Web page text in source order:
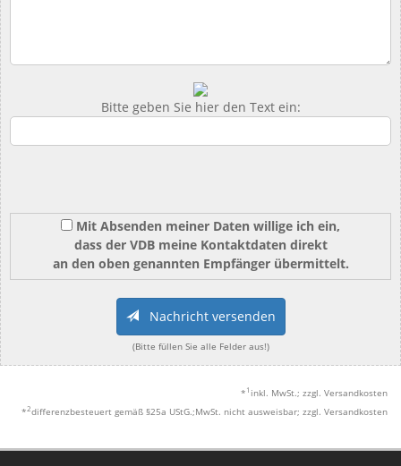
Bitte geben Sie hier den Text ein:
Mit Absenden meiner Daten willige ich ein,
dass der VDB meine Kontaktdaten direkt
an den oben genannten Empfänger übermittelt.
Nachricht versenden
(Bitte füllen Sie alle Felder aus!)
* 1 inkl. MwSt.; zzgl. Versandkosten
*2differenzbesteuert gemäß §25a UStG.;MwSt. nicht ausweisbar; zzgl. Versandkosten